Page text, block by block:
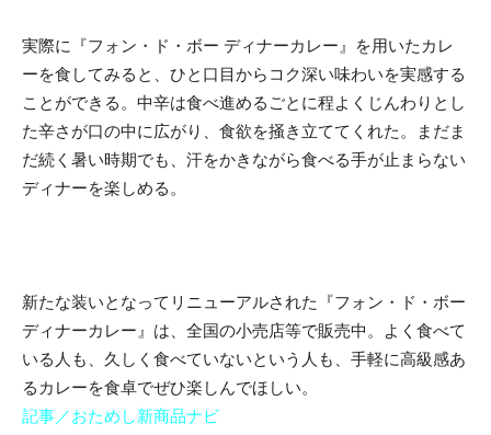
実際に『フォン・ド・ボー ディナーカレー』を用いたカレ
ーを食してみると、ひと口目からコク深い味わいを実感する
ことができる。中辛は食べ進めるごとに程よくじんわりとし
た辛さが口の中に広がり、食欲を掻き立ててくれた。まだま
だ続く暑い時期でも、汗をかきながら食べる手が止まらない
ディナーを楽しめる。
新たな装いとなってリニューアルされた『フォン・ド・ボー
ディナーカレー』は、全国の小売店等で販売中。よく食べて
いる人も、久しく食べていないという人も、手軽に高級感あ
るカレーを食卓でぜひ楽しんでほしい。
記事／おためし新商品ナビ